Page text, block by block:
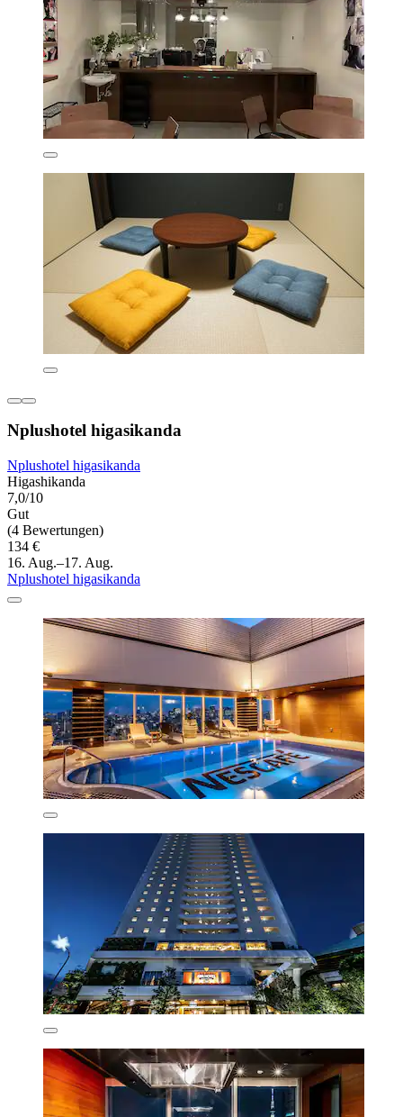
Nplushotel higasikanda
Nplushotel higasikanda
Higashikanda
7,0/10
Gut
(4 Bewertungen)
134 €
16. Aug.–17. Aug.
Nplushotel higasikanda